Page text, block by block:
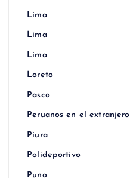
Lima
Lima
Lima
Loreto
Pasco
Peruanos en el extranjero
Piura
Polideportivo
Puno